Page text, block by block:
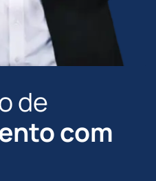
de
com